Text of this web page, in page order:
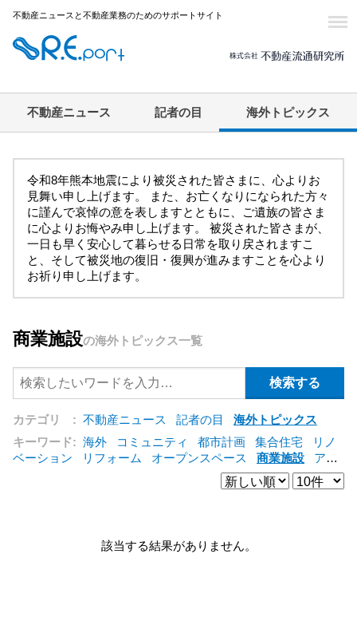
不動産ニュースと不動産業務のためのサポートサイト
不動産ニュース 記者の目 海外トピックス
令和8年熊本地震により被災された皆さまに、心よりお
見舞い申し上げます。 また、お亡くなりになられた方々
に謹んで哀悼の意を表しますとともに、ご遺族の皆さま
に心よりお悔やみ申し上げます。 被災された皆さまが、
一日も早く安心して暮らせる日常を取り戻されますこ
と、そして被災地の復旧・復興が進みますことを心より
お祈り申し上げます。
商業施設の海外トピックス一覧
カテゴリ : 不動産ニュース 記者の目
海外トピックス
キーワード: 海外 コミュニティ 都市計画 集合住宅
リノ
ベーション
リフォーム オープンスペース 商業施設
アパ
エネルギー
新型コロ
コンバージョン
都市再生
該当する結果がありません。